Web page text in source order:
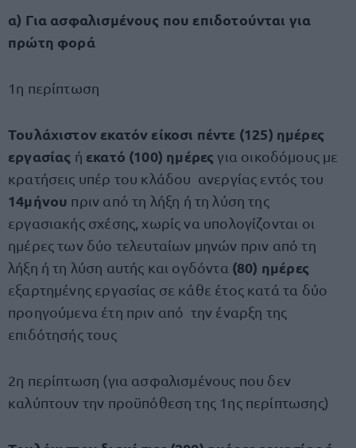
α) Για ασφαλισμένους που επιδοτούνται για
πρώτη φορά
1η περίπτωση
Τουλάχιστον εκατόν είκοσι πέντε (125) ημέρες
εργασίας ή εκατό (100) ημέρεςγια οικοδόμους με
κρατήσεις υπέρ του κλάδου ανεργίας εντός του
14μήνου πριν από τη λήξη ή τη λύση της
εργασιακής σχέσης, χωρίς να υπολογίζονται οι
ημέρες των δύο τελευταίων μηνών πριν από τη
λήξη ή τη λύση αυτής και ογδόντα (80) ημέρες
εξαρτημένης εργασίας σε κάθε έτος κατά τα δύο
προηγούμενα έτη πριν από την έναρξη της
επιδότησής τους
2η περίπτωση (για ασφαλισμένους που δεν
καλύπτουν την προϋπόθεση της 1ης περίπτωσης)